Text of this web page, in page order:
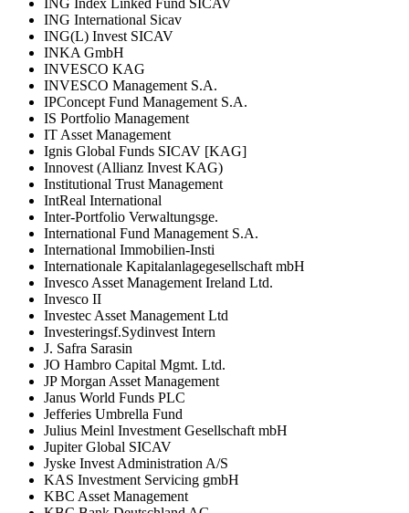
ING International Sicav
ING(L) Invest SICAV
INKA GmbH
INVESCO KAG
INVESCO Management S.A.
IPConcept Fund Management S.A.
IS Portfolio Management
IT Asset Management
Ignis Global Funds SICAV [KAG]
Innovest (Allianz Invest KAG)
Institutional Trust Management
IntReal International
Inter-Portfolio Verwaltungsge.
International Fund Management S.A.
International Immobilien-Insti
Internationale Kapitalanlagegesellschaft mbH
Invesco Asset Management Ireland Ltd.
Invesco II
Investec Asset Management Ltd
Investeringsf.Sydinvest Intern
J. Safra Sarasin
JO Hambro Capital Mgmt. Ltd.
JP Morgan Asset Management
Janus World Funds PLC
Jefferies Umbrella Fund
Julius Meinl Investment Gesellschaft mbH
Jupiter Global SICAV
Jyske Invest Administration A/S
KAS Investment Servicing gmbH
KBC Asset Management